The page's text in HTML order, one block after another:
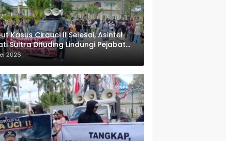
Kasus Cirauci II Selesai, Asintel
Sultra Dituding Lindungi Pejabat
2026